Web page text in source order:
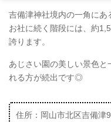
吉備津神社境内の一角にあ
お社に続く階段には、約
誇ります。
あじさい園の美しい景色
れる方が続出です◎
住所：岡山市北区吉備津